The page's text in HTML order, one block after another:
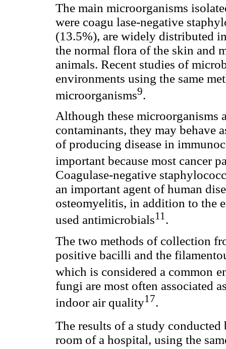
The main microorganisms
were coagu lase-negative
(13.5%), are widely distributed
the normal flora of the skin and
animals. Recent studies of
environments using the same
microorganisms9.
Although these microorganisms
contaminants, they may behave
of producing disease in
important because most cancer
Coagulase-negative
an important agent of human
osteomyelitis, in addition to the
used antimicrobials11 .
The two methods of collection
positive bacilli and the
which is considered a common
fungi are most often associated
indoor air quality17.
The results of a study
room of a hospital, using the